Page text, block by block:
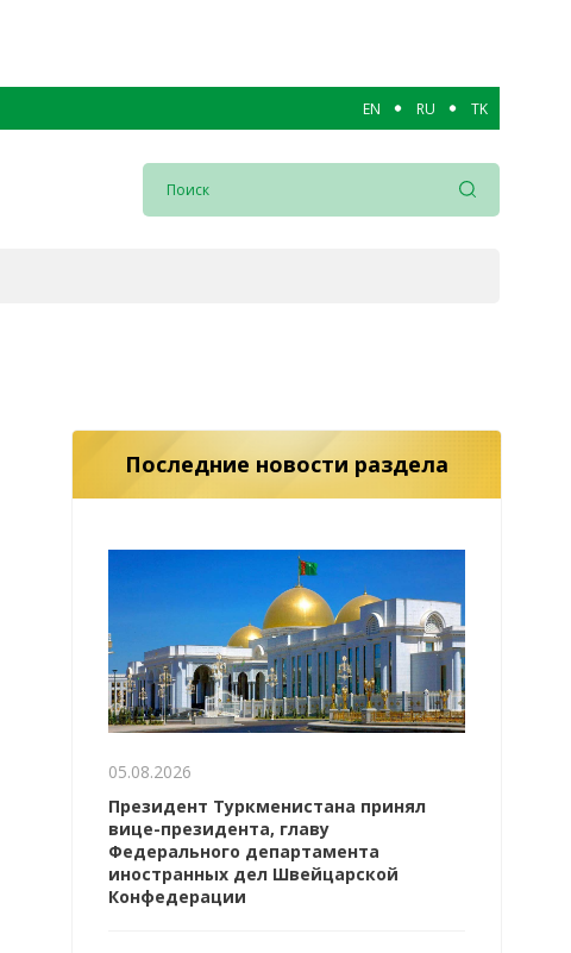
EN RU TK
Последние новости раздела
05.08.2026
Президент Туркменистана принял
вице-президента, главу
Федерального департамента
иностранных дел Швейцарской
Конфедерации